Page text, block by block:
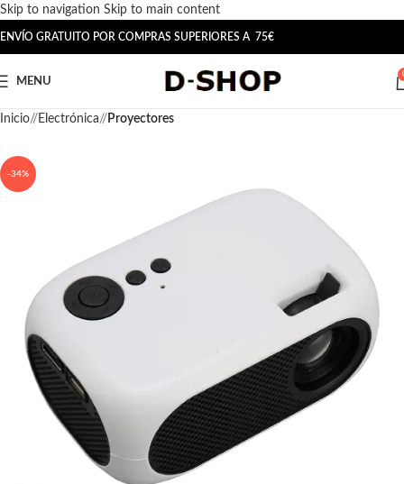
Skip to navigation Skip to main content
ENVÍO GRATUITO POR COMPRAS SUPERIORES A 75€
MENU
Inicio/ Electrónica/ Proyectores
-34%